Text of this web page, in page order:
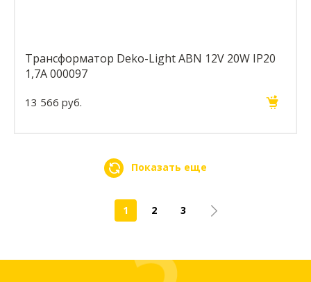
Трансформатор Deko-Light ABN 12V 20W IP20
1,7A 000097
13 566 руб.
Показать еще
1 2 3